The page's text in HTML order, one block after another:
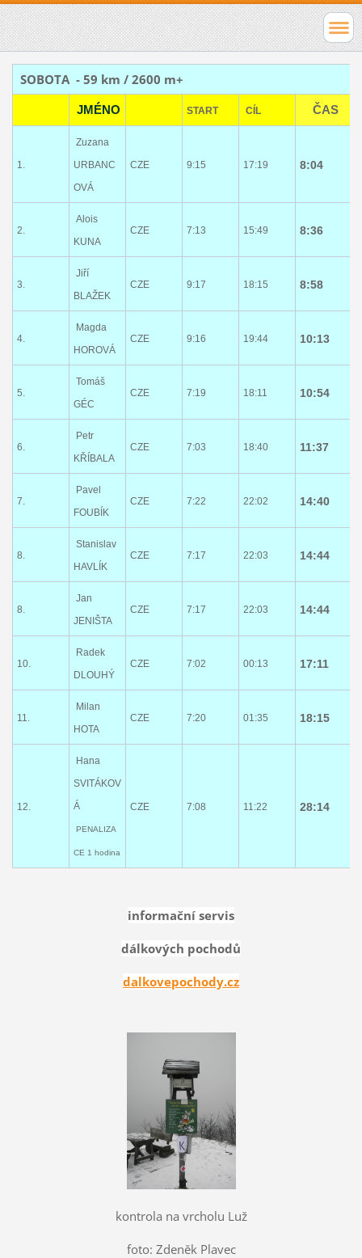
SOBOTA - 59 km / 2600 m+
JMÉNO START CÍL ČAS
1.
Zuzana
URBANC
OVÁ
CZE 9:15 17:19 8:04
2.
Alois
KUNA
CZE 7:13 15:49 8:36
3.
Jiří
BLAŽEK
CZE 9:17 18:15 8:58
4.
Magda
HOROVÁ
CZE 9:16 19:44 10:13
5.
Tomáš
GÉC
CZE 7:19 18:11 10:54
6.
Petr
KŘÍBALA
CZE 7:03 18:40 11:37
7.
Pavel
FOUBÍK
CZE 7:22 22:02 14:40
8.
Stanislav
HAVLÍK
CZE 7:17 22:03 14:44
8.
Jan
JENIŠTA
CZE 7:17 22:03 14:44
10.
Radek
DLOUHÝ
CZE 7:02 00:13 17:11
11.
Milan
HOTA
CZE 7:20 01:35 18:15
12.
Hana
SVITÁKOV
Á
PENALIZA
CE 1 hodina
CZE 7:08 11:22 28:14
informační servis
dálkových pochodů
dalkovepochody.cz
kontrola na vrcholu Luž
foto: Zdeněk Plavec